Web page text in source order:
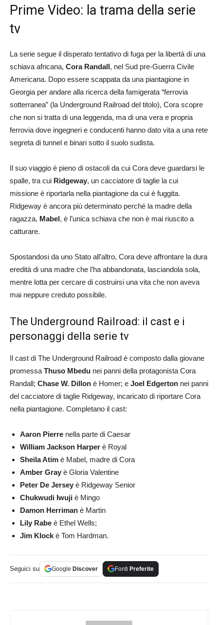
Prime Video: la trama della serie
tv
La serie segue il disperato tentativo di fuga per la libertà di una
schiava africana, Cora Randall, nel Sud pre-Guerra Civile
Americana. Dopo essere scappata da una piantagione in
Georgia per andare alla ricerca della famigerata “ferrovia
sotterranea” (la Underground Railroad del titolo), Cora scopre
che non si tratta di una leggenda, ma di una vera e propria
ferrovia dove ingegneri e conducenti hanno dato vita a una rete
segreta di tunnel e binari sotto il suolo sudista.
Il suo viaggio è pieno di ostacoli da cui Cora deve guardarsi le
spalle, tra cui Ridgeway, un cacciatore di taglie la cui
missione è riportarla nella piantagione da cui è fuggita.
Ridgeway è ancora più determinato perché la madre della
ragazza, Mabel, è l’unica schiava che non è mai riuscito a
catturare.
Spostandosi da uno Stato all’altro, Cora deve affrontare la dura
eredità di una madre che l’ha abbandonata, lasciandola sola,
mentre lotta per cercare di costruirsi una vita che non aveva
mai neppure creduto possibile.
The Underground Railroad: il cast e i
personaggi della serie tv
Il cast di The Underground Railroad è composto dalla giovane
promessa Thuso Mbedu nei panni della protagonista Cora
Randall; Chase W. Dillon è Homer; e Joel Edgerton nei panni
del cacciatore di taglie Ridgeway, incaricato di riportare Cora
nella piantagione. Completano il cast:
Aaron Pierre nella parte di Caesar
William Jackson Harper è Royal
Sheila Atim è Mabel, madre di Cora
Amber Gray è Gloria Valentine
Peter De Jersey è Ridgeway Senior
Chukwudi Iwuji è Mingo
Damon Herriman è Martin
Lily Rabe è Ethel Wells;
Jim Klock è Tom Hardman.
Seguici su Google Discover Fonti Preferite